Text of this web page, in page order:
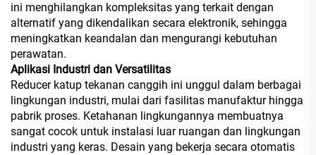
ini menghilangkan kompleksitas yang terkait dengan
alternatif yang dikendalikan secara elektronik, sehingga
meningkatkan keandalan dan mengurangi kebutuhan
perawatan.
Aplikasi Industri dan Versatilitas
Reducer katup tekanan canggih ini unggul dalam berbagai
lingkungan industri, mulai dari fasilitas manufaktur hingga
pabrik proses. Ketahanan lingkungannya membuatnya
sangat cocok untuk instalasi luar ruangan dan lingkungan
industri yang keras. Desain yang bekerja secara otomatis